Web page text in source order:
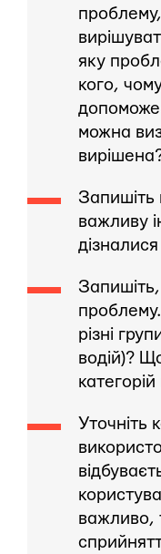
яку
кого,
допоможе
можна
Запишіть
важливу
різні
водій)?
Уточніть
важливо,